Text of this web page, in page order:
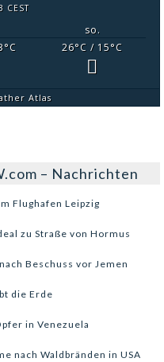
CEST
so.
°C 26°C / 15°C
Atlas
– Nachrichten
Flughafen Leipzig
zu Straße von Hormus
Beschuss vor Jemen
die Erde
in Venezuela
nach Waldbränden in USA